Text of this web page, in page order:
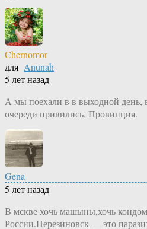
Chernomor
для Anunah
5 лет назад
А мы поехали в в выходной день,
очереди привились. Провинция.
Gena
5 лет назад
В мскве хочь машыны,хочь
России.Нерезиновск — это